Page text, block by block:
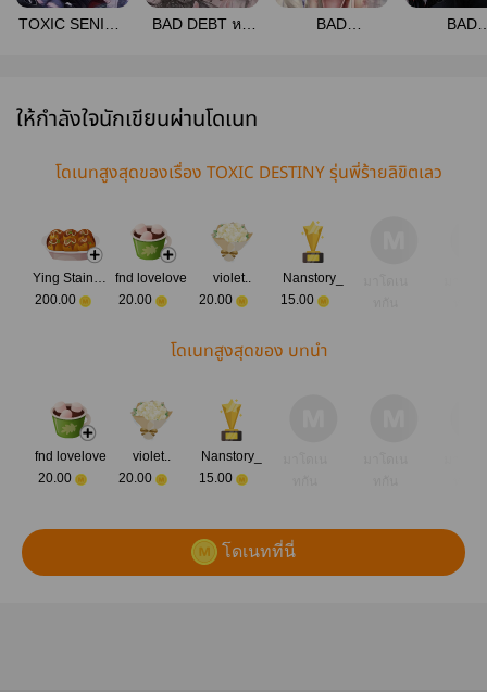
TOXIC SENIOR
BAD DEBT หนี้
BAD
BAD
ให้กำลังใจนักเขียนผ่านโดเนท
โดเนทสูงสุดของเรื่อง TOXIC DESTINY รุ่นพี่ร้ายลิขิตเลว
Ying Stainless
200.00
fnd lovelove
20.00
violet..
20.00
Nanstory_
15.00
โดเนทสูงสุดของ บทนำ
fnd lovelove
20.00
violet..
20.00
Nanstory_
15.00
โดเนทที่นี่